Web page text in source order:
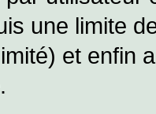
une limite
et enfin